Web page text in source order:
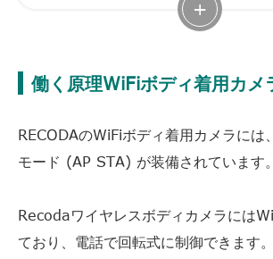
+
働く原理WiFiボディ着用カメ
RECODAのWiFiボディ着用カメラには
モード (AP STA) が装備されています。
Recodaワイヤレスボディカメラには
ており、電話で回転式に制御できます。